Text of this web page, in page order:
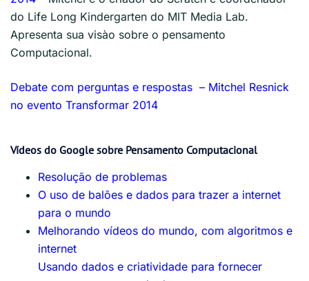
do Life Long Kindergarten do MIT Media Lab.
Apresenta sua visào sobre o pensamento
Computacional.
Debate com perguntas e respostas – Mitchel Resnick
no evento Transformar 2014
Vídeos do Google sobre Pensamento Computacional
Resolução de problemas
O uso de balões e dados para trazer a internet
para o mundo
Melhorando vídeos do mundo, com algoritmos e
internet
Usando dados e criatividade para fornecer